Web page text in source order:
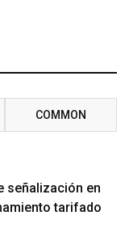
COMMON
señalización en
tarifado